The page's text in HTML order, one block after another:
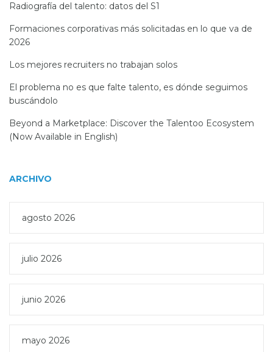
Radiografía del talento: datos del S1
Formaciones corporativas más solicitadas en lo que va de
2026
Los mejores recruiters no trabajan solos
El problema no es que falte talento, es dónde seguimos
buscándolo
Beyond a Marketplace: Discover the Talentoo Ecosystem
(Now Available in English)
ARCHIVO
agosto 2026
julio 2026
junio 2026
mayo 2026